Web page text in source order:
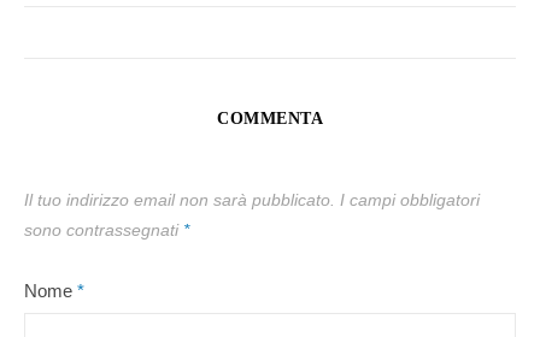
COMMENTA
Il tuo indirizzo email non sarà pubblicato. I campi obbligatori
sono contrassegnati *
Nome *